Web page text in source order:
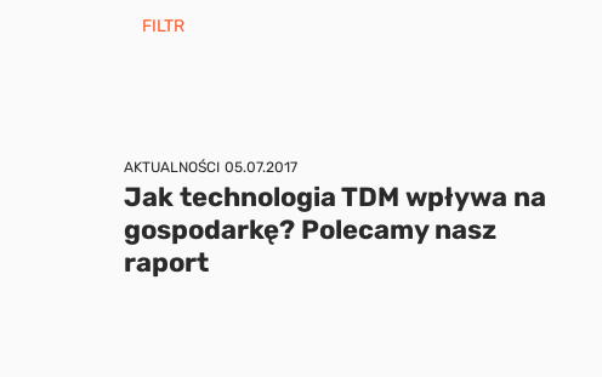
FILTR
AKTUALNOŚCI 05.07.2017
Jak technologia TDM wpływa na
gospodarkę? Polecamy nasz
raport